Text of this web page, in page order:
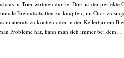
in Trier wohnen durfte. Dort ist der perfekte
Freundschaften zu knüpfen, im Chor zu
abends zu kochen oder in der Kellerbar ein
Probleme hat, kann man sich immer bei dem…